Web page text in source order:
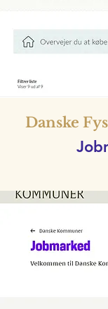
Danske